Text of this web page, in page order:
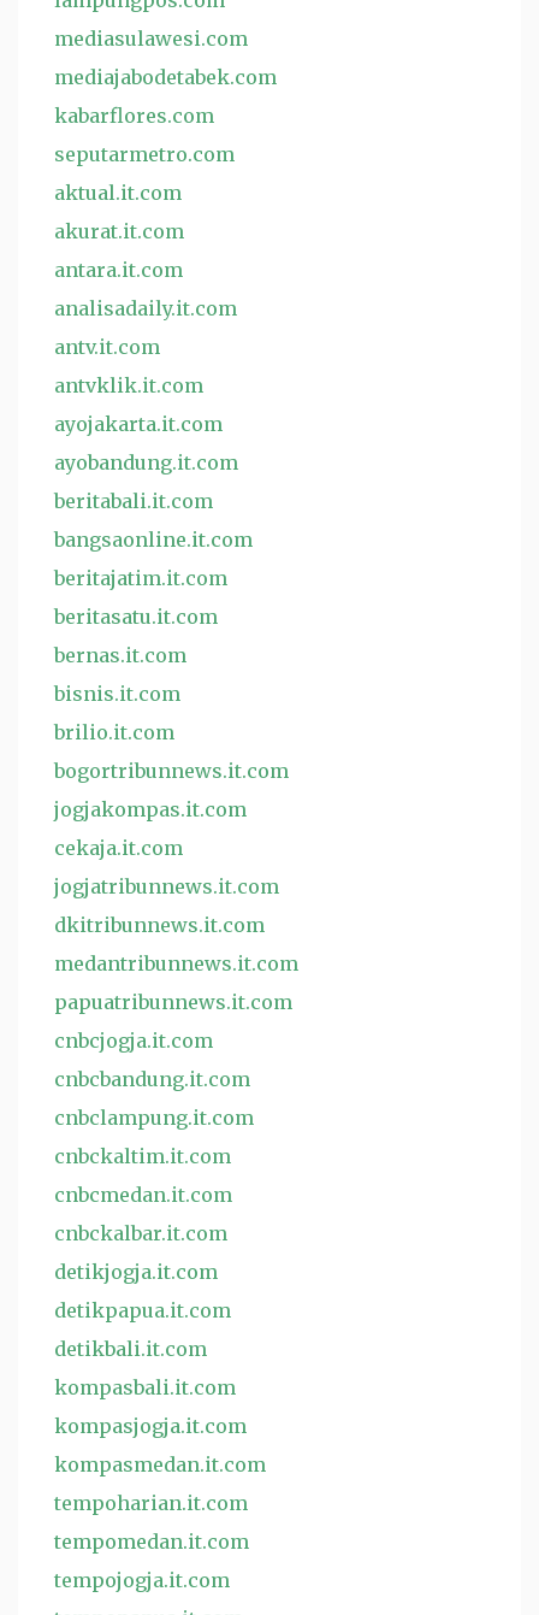
mediasulawesi.com
mediajabodetabek.com
kabarflores.com
seputarmetro.com
aktual.it.com
akurat.it.com
antara.it.com
analisadaily.it.com
antv.it.com
antvklik.it.com
ayojakarta.it.com
ayobandung.it.com
beritabali.it.com
bangsaonline.it.com
beritajatim.it.com
beritasatu.it.com
bernas.it.com
bisnis.it.com
brilio.it.com
bogortribunnews.it.com
jogjakompas.it.com
cekaja.it.com
jogjatribunnews.it.com
dkitribunnews.it.com
medantribunnews.it.com
papuatribunnews.it.com
cnbcjogja.it.com
cnbcbandung.it.com
cnbclampung.it.com
cnbckaltim.it.com
cnbcmedan.it.com
cnbckalbar.it.com
detikjogja.it.com
detikpapua.it.com
detikbali.it.com
kompasbali.it.com
kompasjogja.it.com
kompasmedan.it.com
tempoharian.it.com
tempomedan.it.com
tempojogja.it.com